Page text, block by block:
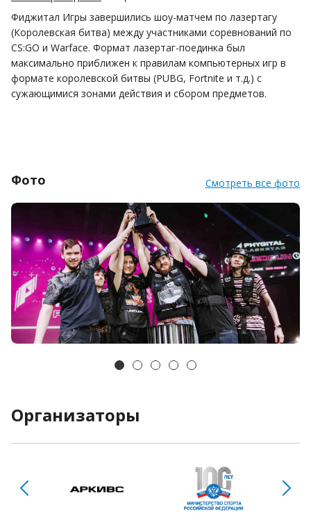
Фиджитал Игры завершились шоу-матчем по лазертагу
(Королевская битва) между участниками соревнований по
CS:GO и Warface. Формат лазертаг-поединка был
максимально приближен к правилам компьютерных игр в
формате королевской битвы (PUBG, Fortnite и т.д.) с
сужающимися зонами действия и сбором предметов.
Фото Смотреть все фото
Организаторы